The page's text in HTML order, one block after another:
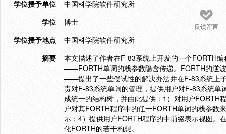
反馈留言
学位授予单位
中国科学院软件研究所
学位
博士
学位授予地点
中国科学院软件研究所
摘要
本文描述了作者在F-83系统上开发的一个FORTH
——FORTH单词的栈参数隐含传递。FORTH的逆
——提出了一些偿试性的解决办法并在F-83系统上
责对F-83系统单词的管理，提供用户对F-83系统
成统一的结构树，并由此提供：1）对用户FORTH
户对其FORTH程序中的任一FORTH单词的栈参数
示；4）提供用户FORTH程序的中前缀表示视图。
化FORTH的若干构想。